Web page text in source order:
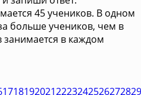
45 учеников. В одном
больше учеников, чем в
занимается в каждом
17181920212223242526272829